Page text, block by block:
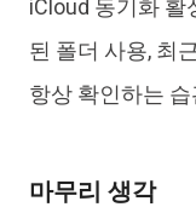
iCloud 동기화 활
된 폴더 사용, 최
항상 확인하는
마무리 생각